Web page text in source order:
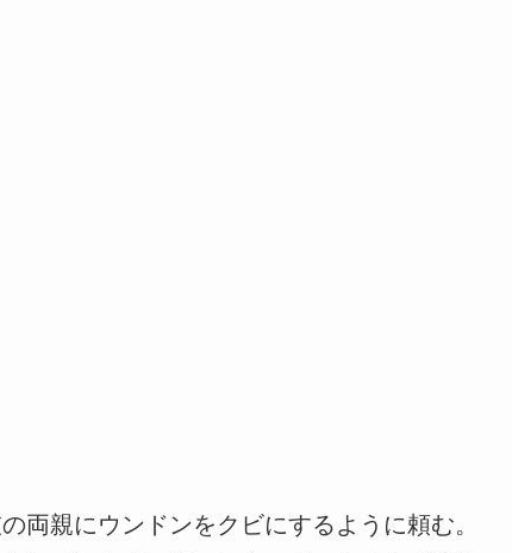
両親にウンドンをクビにするように頼む。